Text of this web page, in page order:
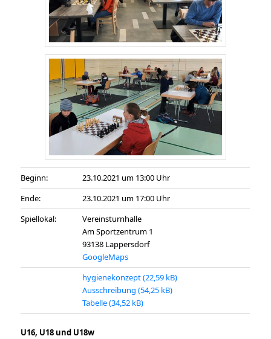
Beginn:
23.10.2021 um 13:00 Uhr
Ende:
23.10.2021 um 17:00 Uhr
Spiellokal:
Vereinsturnhalle
Am Sportzentrum 1
93138 Lappersdorf
GoogleMaps
hygienekonzept
Ausschreibung
Tabelle
U16, U18 und U18w